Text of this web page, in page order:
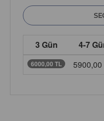
3 Gün 4-7
6000,00 TL